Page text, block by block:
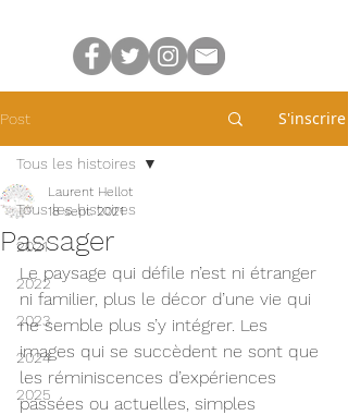
Post S'inscrire
Tous les histoires
2021
2022
2023
2024
2025
Tous les histoires
Passager
Laurent Hellot
18 sept. 2021
Le paysage qui défile n’est ni étranger
ni familier, plus le décor d’une vie qui
ne semble plus s’y intégrer. Les
images qui se succèdent ne sont que
les réminiscences d’expériences
passées ou actuelles, simples